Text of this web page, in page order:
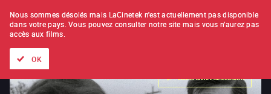
À L'UNITÉ ABONNEMENT
INCLUS DANS L'ABONNEMENT
Nous sommes désolés mais LaCinetek n'est actuellement pas disponible
dans votre pays. Vous pouvez consulter notre site mais vous n'aurez pas
accès aux films.
OK